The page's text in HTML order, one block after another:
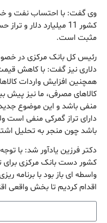
وی گفت: با احتساب نفت و
مثبت است.
دلاری نیز گفت: با کاهش
همچنین افزایش واردات
کالاهای مصرفی، ما نیز پیش
منفی باشد و این موضوع
دارای تراز گمرکی منفی است
باشد چون منجر به تحلیل
دکتر فرزین یادآور شد: با
کشور دست بانک مرکزی برای
واسطه ای باز بود با برنامه
اقدام کردیم تا بخش واقعی